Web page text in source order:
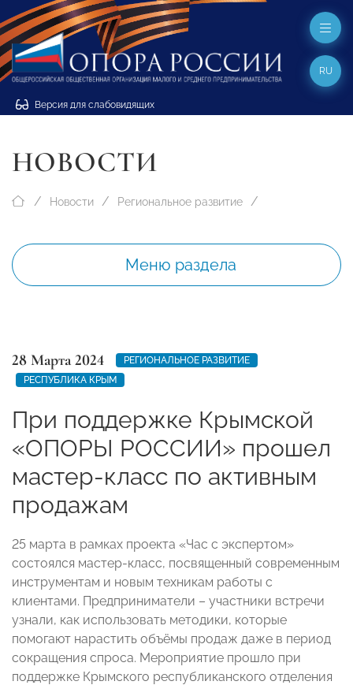
Версия для слабовидящих
RU
НОВОСТИ
Новости Региональное развитие
Меню раздела
28 Марта 2024
РЕГИОНАЛЬНОЕ РАЗВИТИЕ
РЕСПУБЛИКА КРЫМ
При поддержке Крымской
«ОПОРЫ РОССИИ» прошел
мастер-класс по активным
продажам
25 марта в рамках проекта «Час с экспертом»
состоялся мастер-класс, посвященный современным
инструментам и новым техникам работы с
клиентами. Предприниматели – участники встречи
узнали, как использовать методики, которые
помогают нарастить объёмы продаж даже в период
сокращения спроса. Мероприятие прошло при
поддержке Крымского республиканского отделения